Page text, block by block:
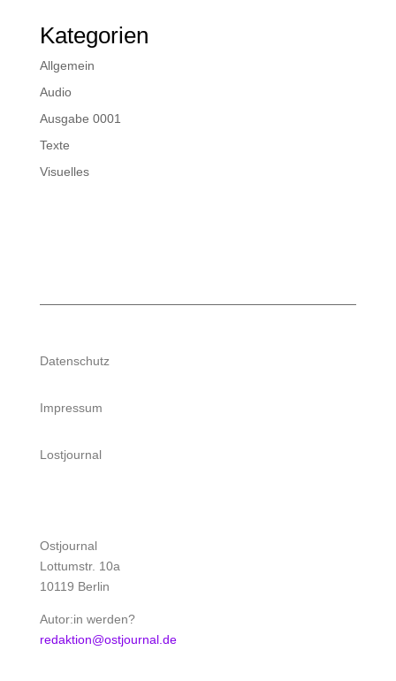
Kategorien
Allgemein
Audio
Ausgabe 0001
Texte
Visuelles
Datenschutz
Impressum
Lostjournal
Ostjournal
Lottumstr. 10a
10119 Berlin
Autor:in werden?
redaktion@ostjournal.de